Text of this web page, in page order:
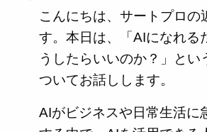
こんにちは、サートプロの
す。本日は、「AIになれる
うしたらいいのか？」とい
ついてお話しします。
AIがビジネスや日常生活に